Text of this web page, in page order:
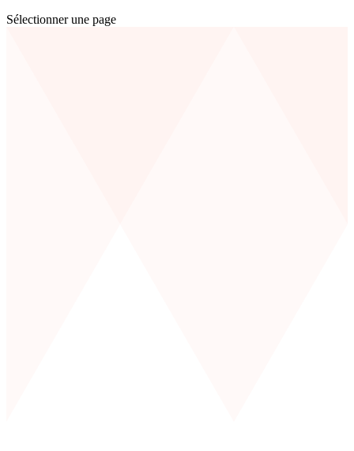
Sélectionner une page